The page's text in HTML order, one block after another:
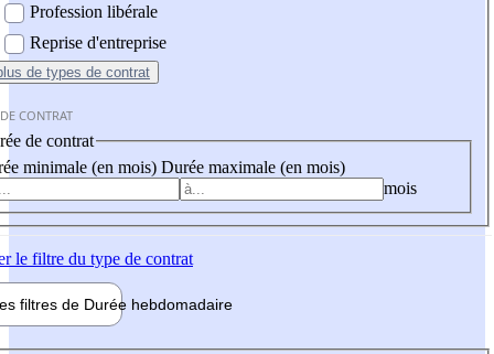
Profession libérale
Reprise d'entreprise
de types de contrat
CONTRAT
de contrat
minimale (en mois) Durée maximale (en mois)
mois
le filtre du type de contrat
filtres de Durée hebdomadaire